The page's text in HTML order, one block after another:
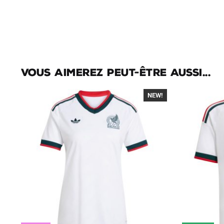
Vous aimerez peut-être aussi...
-40%
NEW!